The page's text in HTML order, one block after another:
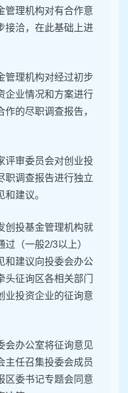
管理机构对有合作意
接洽，在此基础上进
管理机构对经过初步
企业情况和方案进行
的尽职调查报告，
评审委员会对创业投
职调查报告进行独立
建议。
创投基金管理机构就
（一般2/3以上）
和建议向投委会办公
征询区各相关部门
业投资企业的征询意
会办公室将征询意见
主任召集投委会成员
区委书记专题会同意